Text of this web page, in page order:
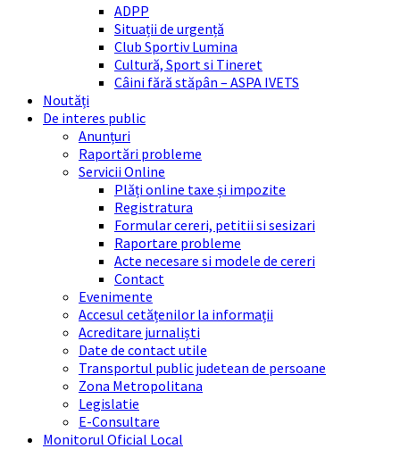
ADPP
Situații de urgență
Club Sportiv Lumina
Cultură, Sport si Tineret
Câini fără stăpân – ASPA IVETS
Noutăți
De interes public
Anunțuri
Raportări probleme
Servicii Online
Plăți online taxe și impozite
Registratura
Formular cereri, petitii si sesizari
Raportare probleme
Acte necesare si modele de cereri
Contact
Evenimente
Accesul cetățenilor la informații
Acreditare jurnaliști
Date de contact utile
Transportul public judetean de persoane
Zona Metropolitana
Legislatie
E-Consultare
Monitorul Oficial Local